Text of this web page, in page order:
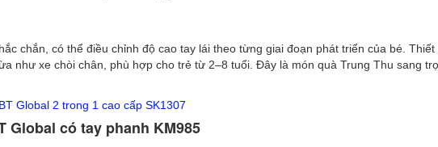
chắn, có thể điều chỉnh độ cao tay lái theo từng giai đoạn phát triển của bé. Thiết
như xe chòi chân, phù hợp cho trẻ từ 2–8 tuổi. Đây là món quà Trung Thu sang
Global 2 trong 1 cao cấp SK1307
Global có tay phanh KM985